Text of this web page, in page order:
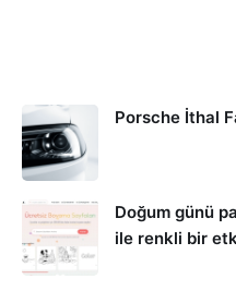
Porsche İthal
Doğum günü
ile renkli bir